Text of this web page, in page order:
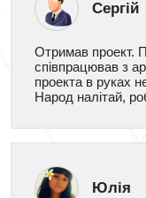
Сергій
Отримав проект.
співпрацював з
проекта в руках
Народ налітай,
Юлія